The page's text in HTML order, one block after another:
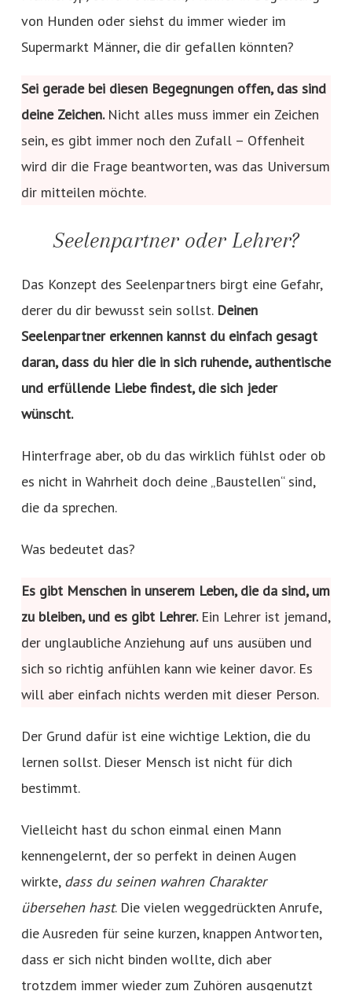
von Hunden oder siehst du immer wieder im
Supermarkt Männer, die dir gefallen könnten?
Sei gerade bei diesen Begegnungen offen, das sind
deine Zeichen. Nicht alles muss immer ein Zeichen
sein, es gibt immer noch den Zufall – Offenheit
wird dir die Frage beantworten, was das Universum
dir mitteilen möchte.
Seelenpartner oder Lehrer?
Das Konzept des Seelenpartners birgt eine Gefahr,
derer du dir bewusst sein sollst. Deinen
Seelenpartner erkennen kannst du einfach gesagt
daran, dass du hier die in sich ruhende, authentische
und erfüllende Liebe findest, die sich jeder
wünscht.
Hinterfrage aber, ob du das wirklich fühlst oder ob
es nicht in Wahrheit doch deine „Baustellen“ sind,
die da sprechen.
Was bedeutet das?
Es gibt Menschen in unserem Leben, die da sind, um
zu bleiben, und es gibt Lehrer. Ein Lehrer ist jemand,
der unglaubliche Anziehung auf uns ausüben und
sich so richtig anfühlen kann wie keiner davor. Es
will aber einfach nichts werden mit dieser Person.
Der Grund dafür ist eine wichtige Lektion, die du
lernen sollst. Dieser Mensch ist nicht für dich
bestimmt.
Vielleicht hast du schon einmal einen Mann
kennengelernt, der so perfekt in deinen Augen
wirkte, dass du seinen wahren Charakter
übersehen hast. Die vielen weggedrückten Anrufe,
die Ausreden für seine kurzen, knappen Antworten,
dass er sich nicht binden wollte, dich aber
trotzdem immer wieder zum Zuhören ausgenutzt